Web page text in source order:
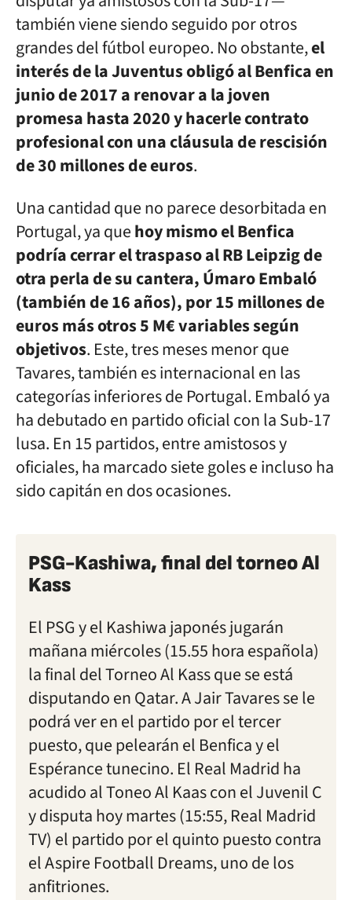
también viene siendo seguido por otros
grandes del fútbol europeo. No obstante,el
interés de la Juventus obligó al Benfica en
junio de 2017 a renovar a la joven
promesa hasta 2020 y hacerle contrato
profesional con una cláusula de rescisión
de 30 millones de euros.
Una cantidad que no parece desorbitada en
Portugal, ya quehoy mismo el Benfica
podría cerrar el traspaso al RB Leipzig de
otra perla de su cantera, Úmaro Embaló
(también de 16 años), por 15 millones de
euros más otros 5 M€ variables según
objetivos. Este, tres meses menor que
Tavares, también es internacional en las
categorías inferiores de Portugal. Embaló ya
ha debutado en partido oficial con la Sub-17
lusa. En 15 partidos, entre amistosos y
oficiales, ha marcado siete goles e incluso ha
sido capitán en dos ocasiones.
PSG-Kashiwa, final del torneo Al
Kass
El PSG y el Kashiwa japonés jugarán
mañana miércoles (15.55 hora española)
la final del Torneo Al Kass que se está
disputando en Qatar. A Jair Tavares se le
podrá ver en el partido por el tercer
puesto, que pelearán el Benfica y el
Espérance tunecino. El Real Madrid ha
acudido al Toneo Al Kaas con el Juvenil C
y disputa hoy martes (15:55, Real Madrid
TV) el partido por el quinto puesto contra
el Aspire Football Dreams, uno de los
anfitriones.